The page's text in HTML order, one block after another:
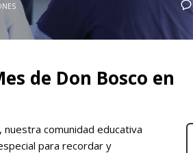
de Don Bosco en
comunidad educativa
para recordar y